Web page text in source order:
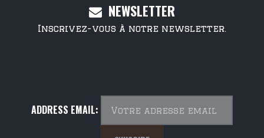
NEWSLETTER
Inscrivez-vous à notre newsletter.
ADDRESS EMAIL: